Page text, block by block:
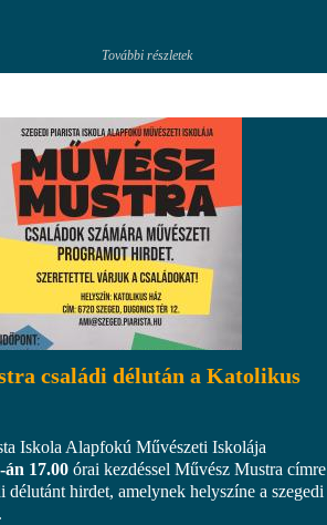
További részletek
családi délután a Katolikus
Iskola Alapfokú Művészeti Iskolája
án 17.00 órai kezdéssel Művész Mustra címre
délutánt hirdet, amelynek helyszíne a szegedi